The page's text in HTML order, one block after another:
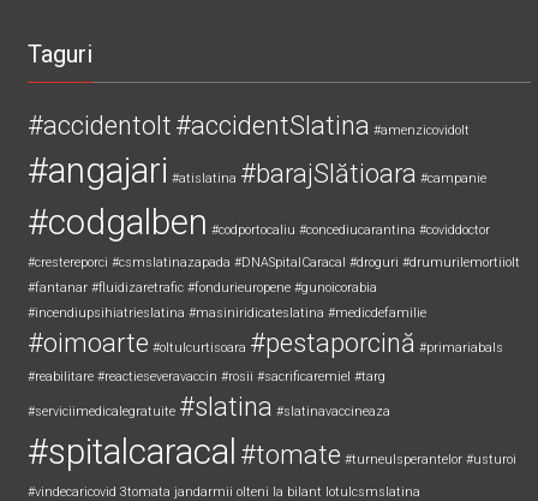
Taguri
#accidentolt #accidentSlatina #amenzicovidolt
#angajari #atislatina #barajSlătioara #campanie
#codgalben #codportocaliu #concediucarantina #coviddoctor
#crestereporci #csmslatinazapada #DNASpitalCaracal #droguri #drumurilemortiiolt
#fantanar #fluidizaretrafic #fondurieuropene #gunoicorabia
#incendiupsihiatrieslatina #masiniridicateslatina #medicdefamilie
#oimoarte #oltulcurtisoara #pestaporcină #primariabals
#reabilitare #reactieseveravaccin #rosii #sacrificaremiel #targ
#serviciimedicalegratuite #slatina #slatinavaccineaza
#spitalcaracal #tomate #turneulsperantelor #usturoi
#vindecaricovid 3tomata jandarmii olteni la bilant lotulcsmslatina